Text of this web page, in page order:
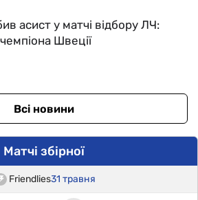
асист у матчі відбору ЛЧ:
Швеції
Всі новини
Матчі збірної
Friendlies31 травня